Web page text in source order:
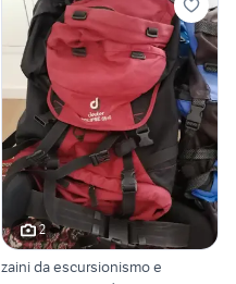
2
zaini da escursionismo e